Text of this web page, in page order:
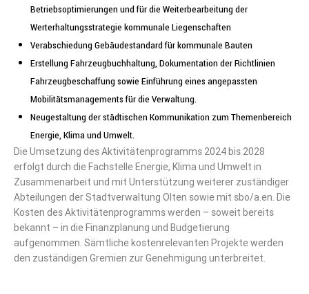
Betriebsoptimierungen und für die Weiterbearbeitung der
Werterhaltungsstrategie kommunale Liegenschaften
Verabschiedung Gebäudestandard für kommunale Bauten
Erstellung Fahrzeugbuchhaltung, Dokumentation der Richtlinien
Fahrzeugbeschaffung sowie Einführung eines angepassten
Mobilitätsmanagements für die Verwaltung.
Neugestaltung der städtischen Kommunikation zum Themenbereich
Energie, Klima und Umwelt.
Die Umsetzung des Aktivitätenprogramms 2024 bis 2028
erfolgt durch die Fachstelle Energie, Klima und Umwelt in
Zusammenarbeit und mit Unterstützung weiterer zuständiger
Abteilungen der Stadtverwaltung Olten sowie mit sbo/a.en. Die
Kosten des Aktivitätenprogramms werden – soweit bereits
bekannt – in die Finanzplanung und Budgetierung
aufgenommen. Sämtliche kostenrelevanten Projekte werden
den zuständigen Gremien zur Genehmigung unterbreitet.